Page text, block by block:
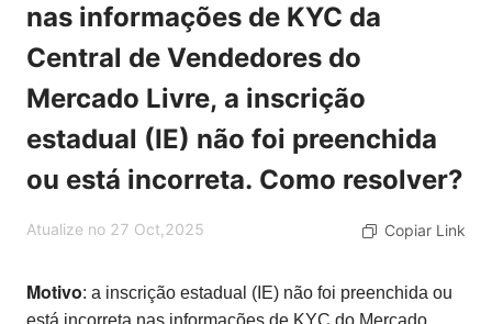
nas informações de KYC da
Central de Vendedores do
Mercado Livre, a inscrição
estadual (IE) não foi preenchida
ou está incorreta. Como resolver?
Atualize no 27 Oct,2025 Copiar Link
Motivo: a inscrição estadual (IE) não foi preenchida ou
está incorreta nas informações de KYC do Mercado